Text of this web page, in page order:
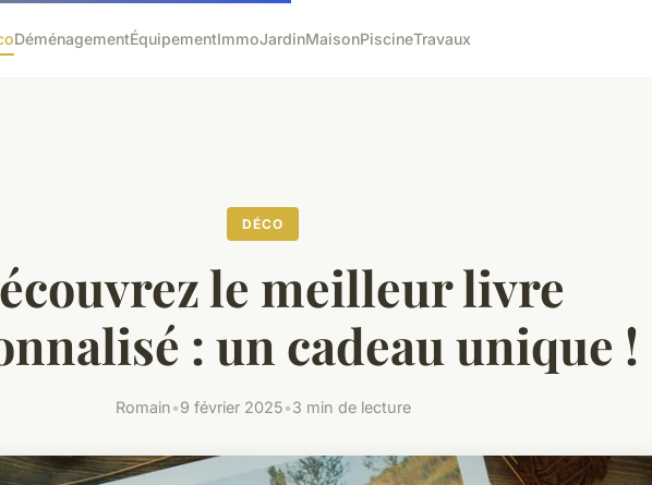
DéménagementÉquipementImmoJardinMaisonPiscineTravaux
DÉCO
le meilleur livre
: un cadeau unique !
Romain•9 février 2025•3 min de lecture